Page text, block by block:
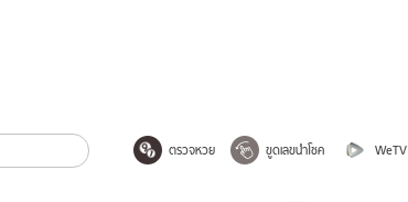
ตรวจหวย ขูดเลขนำโชค WeTV